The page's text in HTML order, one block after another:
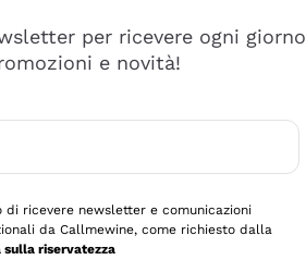
per ricevere ogni giorno
e novità!
di ricevere newsletter e comunicazioni
da Callmewine, come richiesto dalla
sulla riservatezza